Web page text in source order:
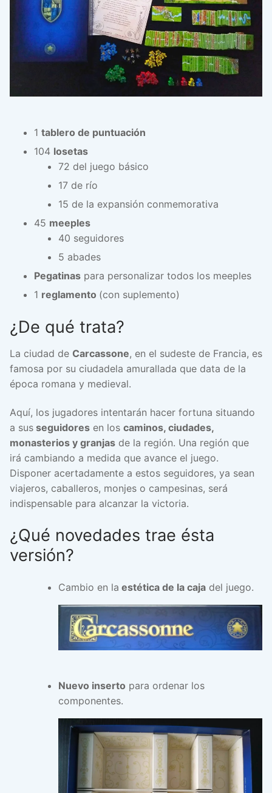
1 tablero de puntuación
104 losetas
72 del juego básico
17 de río
15 de la expansión conmemorativa
45 meeples
40 seguidores
5 abades
Pegatinas para personalizar todos los meeples
1 reglamento (con suplemento)
¿De qué trata?
La ciudad de Carcassone, en el sudeste de Francia, es
famosa por su ciudadela amurallada que data de la
época romana y medieval.
Aquí, los jugadores intentarán hacer fortuna situando
a sus seguidores en los caminos, ciudades,
monasterios y granjas de la región. Una región que
irá cambiando a medida que avance el juego.
Disponer acertadamente a estos seguidores, ya sean
viajeros, caballeros, monjes o campesinas, será
indispensable para alcanzar la victoria.
¿Qué novedades trae ésta
versión?
Cambio en la estética de la caja del juego.
Nuevo inserto para ordenar los
componentes.